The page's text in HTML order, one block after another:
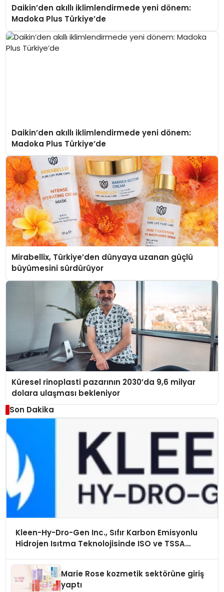
Daikin’den akıllı iklimlendirmede yeni dönem:
Madoka Plus Türkiye’de
Daikin’den akıllı iklimlendirmede yeni dönem:
Madoka Plus Türkiye’de
Mirabellix, Türkiye’den dünyaya uzanan güçlü
büyümesini sürdürüyor
Küresel rinoplasti pazarının 2030’da 9,6 milyar
dolara ulaşması bekleniyor
Son Dakika
Kleen-Hy-Dro-Gen Inc., Sıfır Karbon Emisyonlu
Hidrojen Isıtma Teknolojisinde ISO ve TSSA
Marie Rose kozmetik sektörüne giriş
yaptı